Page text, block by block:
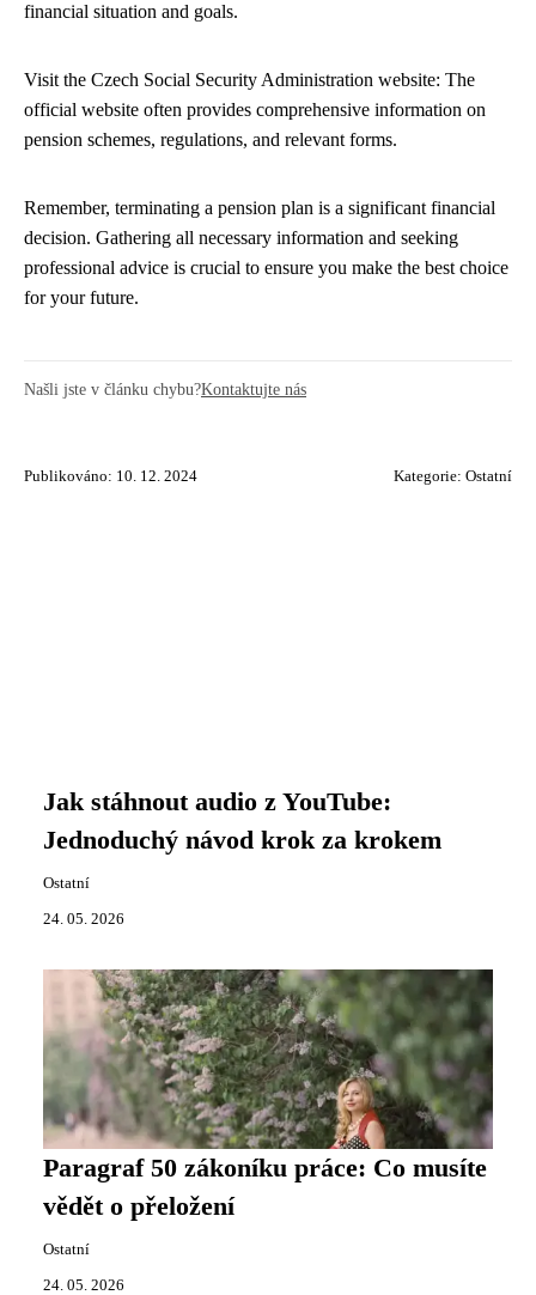
financial situation and goals.
Visit the Czech Social Security Administration website: The
official website often provides comprehensive information on
pension schemes, regulations, and relevant forms.
Remember, terminating a pension plan is a significant financial
decision. Gathering all necessary information and seeking
professional advice is crucial to ensure you make the best choice
for your future.
Našli jste v článku chybu?Kontaktujte nás
Publikováno: 10. 12. 2024 Kategorie: Ostatní
Jak stáhnout audio z YouTube:
Jednoduchý návod krok za krokem
Ostatní
24. 05. 2026
Paragraf 50 zákoníku práce: Co musíte
vědět o přeložení
Ostatní
24. 05. 2026